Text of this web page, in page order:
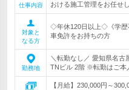
仕事内容
おける施工管理をお任せ
対象と
なる方
◇年休120日以上◇《学歴
車免許をお持ちの方
勤務地
＼転勤なし／ 愛知県名古
TNビル 2階 ※転勤はご本
【月給】230,000円～